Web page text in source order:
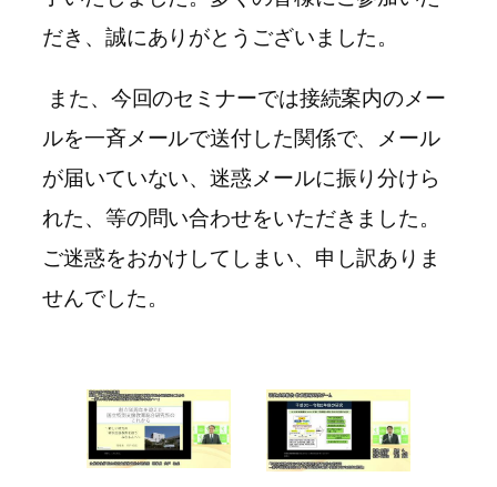
だき、誠にありがとうございました。
また、今回のセミナーでは接続案内のメー
ルを一斉メールで送付した関係で、メール
が届いていない、迷惑メールに振り分けら
れた、等の問い合わせをいただきました。
ご迷惑をおかけしてしまい、申し訳ありま
せんでした。